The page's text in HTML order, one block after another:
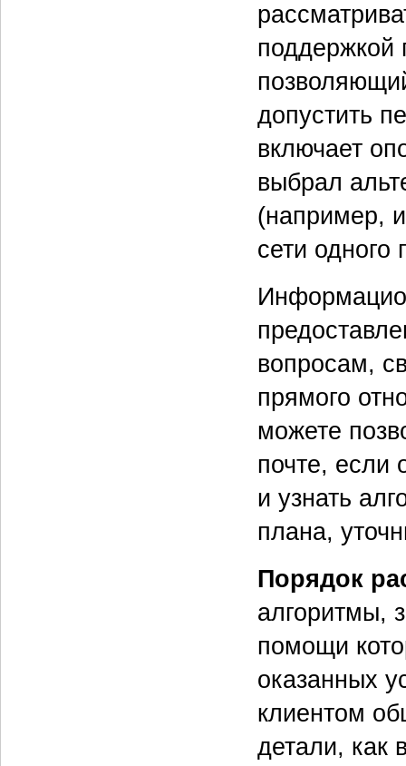
поддержкой
допустить
включает
выбрал
(например,
сети одного
вопросам,
прямого
можете
почте, если
и узнать
плана,
Порядок
алгоритмы,
помощи
оказанных
клиентом
детали, как